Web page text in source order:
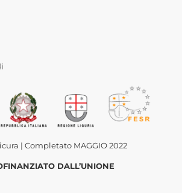
| Completato MAGGIO 2022
DALL’UNIONE